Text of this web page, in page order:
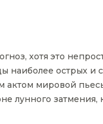
хотя это
наиболее острых и
мировой
лунного затмения,